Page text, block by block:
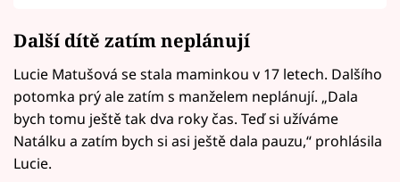
Další dítě zatím neplánují
Lucie Matušová se stala maminkou v 17 letech. Dalšího
potomka prý ale zatím s manželem neplánují. „Dala
bych tomu ještě tak dva roky čas. Teď si užíváme
Natálku a zatím bych si asi ještě dala pauzu,“ prohlásila
Lucie.